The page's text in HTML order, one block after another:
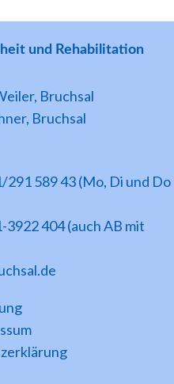
und Rehabilitation
Bruchsal
Bruchsal
291 589 43 (Mo, Di und Do
404 (auch AB mit